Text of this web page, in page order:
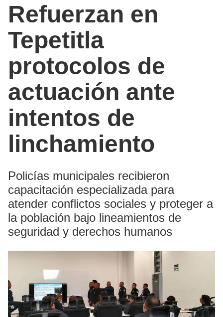
Refuerzan en
Tepetitla
protocolos de
actuación ante
intentos de
linchamiento
Policías municipales recibieron
capacitación especializada para
atender conflictos sociales y proteger a
la población bajo lineamientos de
seguridad y derechos humanos